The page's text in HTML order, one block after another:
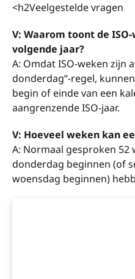
<h2Veelgestelde vragen
V: Waarom toont de
volgende jaar?
A: Omdat ISO-weken zijn
donderdag”-regel,
begin of einde van een
aangrenzende ISO-jaar.
V: Hoeveel weken kan
A: Normaal gesproken 52
donderdag beginnen (of
woensdag beginnen)